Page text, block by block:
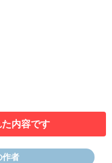
内容です
作者